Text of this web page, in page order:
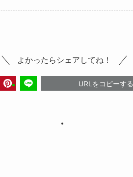
よかったらシェアしてね！
URLをコピーする